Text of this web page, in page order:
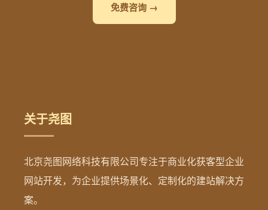
免费咨询 →
关于尧图
北京尧图网络科技有限公司专注于商业化获客型企业
网站开发，为企业提供场景化、定制化的建站解决方
案。